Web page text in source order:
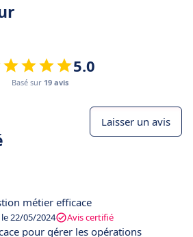
5.0
Basé sur 19 avis
Laisser un avis
métier efficace
le 22/05/2024 Avis certifié
pour gérer les opérations